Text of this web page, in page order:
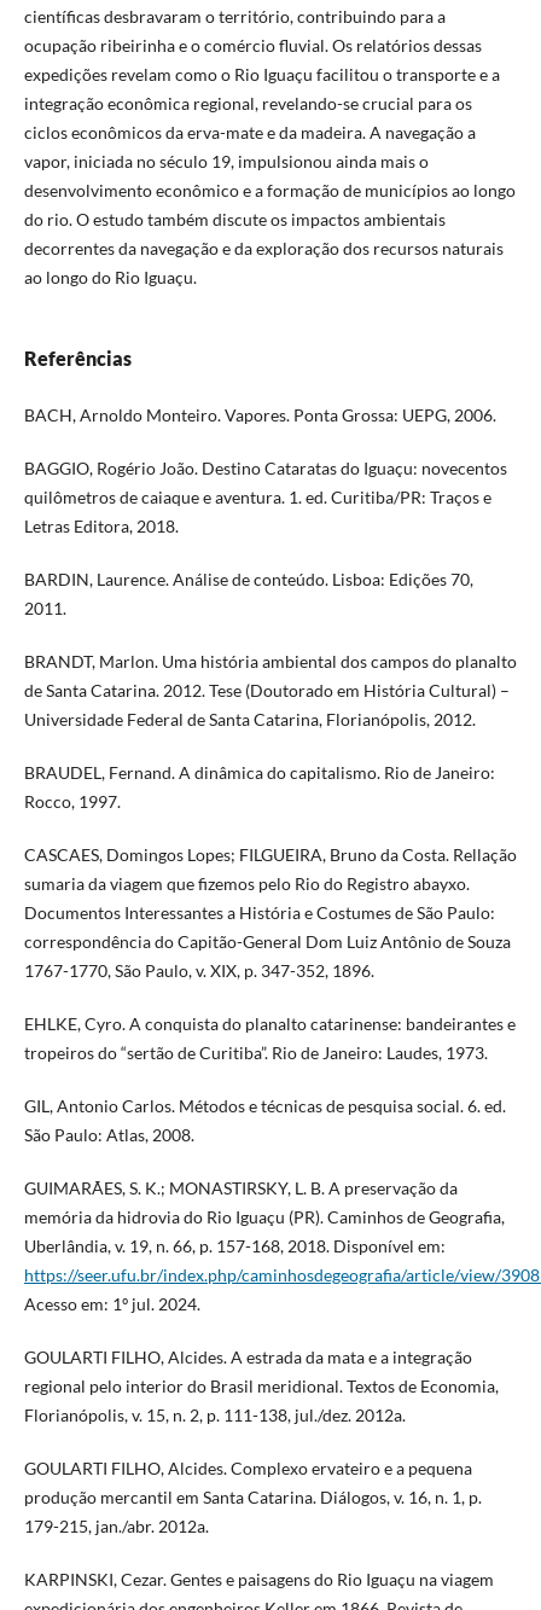
científicas desbravaram o território, contribuindo para a
ocupação ribeirinha e o comércio fluvial. Os relatórios dessas
expedições revelam como o Rio Iguaçu facilitou o transporte e a
integração econômica regional, revelando-se crucial para os
ciclos econômicos da erva-mate e da madeira. A navegação a
vapor, iniciada no século 19, impulsionou ainda mais o
desenvolvimento econômico e a formação de municípios ao longo
do rio. O estudo também discute os impactos ambientais
decorrentes da navegação e da exploração dos recursos naturais
ao longo do Rio Iguaçu.
Referências
BACH, Arnoldo Monteiro. Vapores. Ponta Grossa: UEPG, 2006.
BAGGIO, Rogério João. Destino Cataratas do Iguaçu: novecentos
quilômetros de caiaque e aventura. 1. ed. Curitiba/PR: Traços e
Letras Editora, 2018.
BARDIN, Laurence. Análise de conteúdo. Lisboa: Edições 70,
2011.
BRANDT, Marlon. Uma história ambiental dos campos do planalto
de Santa Catarina. 2012. Tese (Doutorado em História Cultural) –
Universidade Federal de Santa Catarina, Florianópolis, 2012.
BRAUDEL, Fernand. A dinâmica do capitalismo. Rio de Janeiro:
Rocco, 1997.
CASCAES, Domingos Lopes; FILGUEIRA, Bruno da Costa. Rellação
sumaria da viagem que fizemos pelo Rio do Registro abayxo.
Documentos Interessantes a História e Costumes de São Paulo:
correspondência do Capitão-General Dom Luiz Antônio de Souza
1767-1770, São Paulo, v. XIX, p. 347-352, 1896.
EHLKE, Cyro. A conquista do planalto catarinense: bandeirantes e
tropeiros do “sertão de Curitiba”. Rio de Janeiro: Laudes, 1973.
GIL, Antonio Carlos. Métodos e técnicas de pesquisa social. 6. ed.
São Paulo: Atlas, 2008.
GUIMARÃES, S. K.; MONASTIRSKY, L. B. A preservação da
memória da hidrovia do Rio Iguaçu (PR). Caminhos de Geografia,
Uberlândia, v. 19, n. 66, p. 157-168, 2018. Disponível em:
https://seer.ufu.br/index.php/caminhosdegeografia/article/view/
Acesso em: 1º jul. 2024.
GOULARTI FILHO, Alcides. A estrada da mata e a integração
regional pelo interior do Brasil meridional. Textos de Economia,
Florianópolis, v. 15, n. 2, p. 111-138, jul./dez. 2012a.
GOULARTI FILHO, Alcides. Complexo ervateiro e a pequena
produção mercantil em Santa Catarina. Diálogos, v. 16, n. 1, p.
179-215, jan./abr. 2012a.
KARPINSKI, Cezar. Gentes e paisagens do Rio Iguaçu na viagem